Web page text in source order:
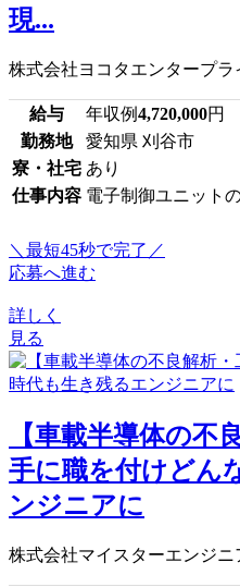
現...
株式会社ヨコタエンタープラ
給与 年収例4,720,000円
勤務地
愛知県 刈谷市
寮・社宅 あり
仕事内容 電子制御ユニット
＼最短45秒で完了／
応募へ進む
詳しく
見る
【車載半導体の不
手に職を付けどん
ンジニアに
株式会社マイスターエンジニ